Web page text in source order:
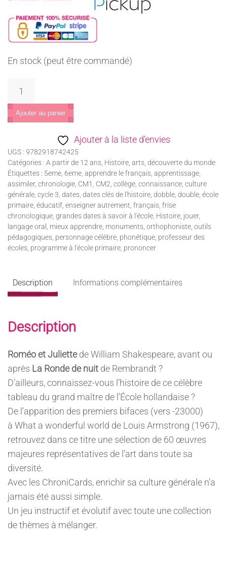
En stock (peut être commandé)
Chroni
des
Arts
Ajouter au panier
Ajouter à la liste d’envies
UGS : 9782918742425
Catégories : A partir de 12 ans, Histoire, arts, découverte du monde
Étiquettes : 5eme, 6eme, apprendre le français, apprentissage,
assimiler, chronologie, CM1 , CM2, collège, connaissance, culture
générale, cycle 3, dates, dates clés de l'histoire, dobble, double, école
primaire, éducatif, enseigner autrement, français, frise
chronologique, grandes dates à savoir à l'école, Histoire, jouer,
langage oral , mieux apprendre, monuments, orthophoniste, outils
pédagogiques, personnage célèbre, phonétique, professeur des
écoles, programme à l'école primaire, prononcer
Description Informations complémentaires
Description
Roméo et Juliettede William Shakespeare, avant ou
après La Ronde de nuit de Rembrandt ?
D’ailleurs, connaissez-vous l’histoire de ce célèbre
tableau du grand maître de l’École hollandaise ?
De l’apparition des premiers bifaces (vers -23000)
à What a wonderful world de Louis Armstrong (1967),
retrouvez dans ce titre une sélection de 60 œuvres
majeures représentatives de l’art dans toute sa
diversité.
Avec les ChroniCards, enrichir sa culture générale n’a
jamais été aussi simple.
Un jeu instructif et évolutif avec toute une collection
de thèmes à mélanger.